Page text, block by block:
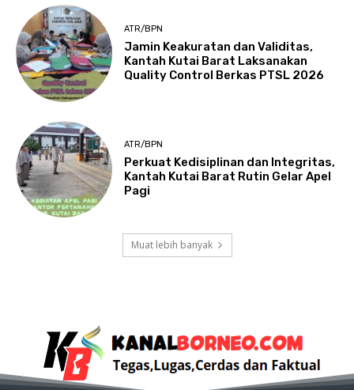
ATR/BPN
Jamin Keakuratan dan Validitas,
Kantah Kutai Barat Laksanakan
Quality Control Berkas PTSL 2026
ATR/BPN
Perkuat Kedisiplinan dan Integritas,
Kantah Kutai Barat Rutin Gelar Apel
Pagi
Muat lebih banyak